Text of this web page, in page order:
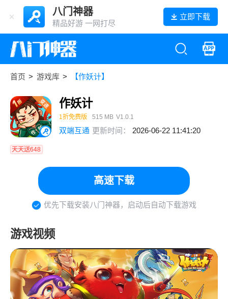
八门神器
精品好游 一网打尽
立即下载
首页 > 游戏库 > 【作妖计】
作妖计
1折免费版 515 MB V1.0.1
双端互通 更新时间： 2026-06-22 11:41:20
天天送648
高速下载
优先下载安装八门神器，启动后自动下载游戏
游戏视频